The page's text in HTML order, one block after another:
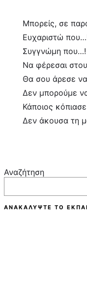
Μπορείς, σε
Ευχαριστώ
Συγγνώμη που…!
Να φέρεσαι
Θα σου άρεσε
Δεν μπορούμε
Κάποιος κόπιασε
Δεν άκουσα τη
Αναζήτηση
ΑΝΑΚΑΛΎΨΤΕ ΤΟ